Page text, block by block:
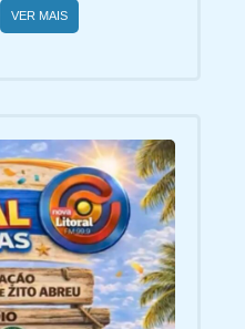
VER MAIS